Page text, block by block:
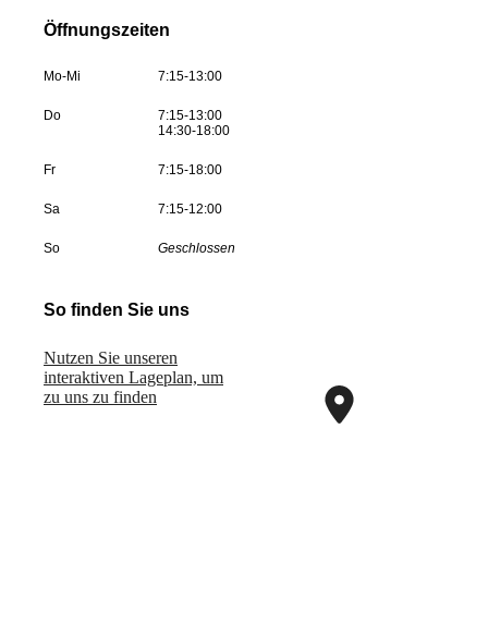
Öffnungszeiten
Mo-Mi 7:15-13:00
Do
7:15-13:00
14:30-18:00
Fr 7:15-18:00
Sa 7:15-12:00
So Geschlossen
So finden Sie uns
Nutzen Sie unseren
interaktiven La­ge­plan, um
zu uns zu finden